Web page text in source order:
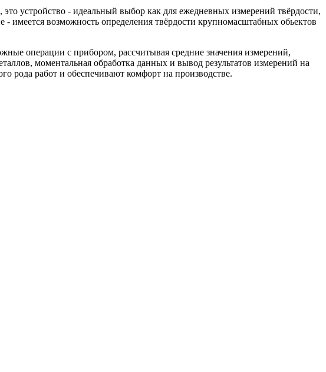
устройство - идеальный выбор как для ежедневных измерений твёрдости,
имеется возможность определения твёрдости крупномасштабных обьектов
операции с прибором, рассчитывая средние значения измерений,
моментальная обработка данных и вывод результатов измерений на
работ и обеспечивают комфорт на производстве.